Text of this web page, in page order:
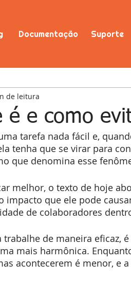
Documentação Suporte
é e como
de leitura
tarefa nada fácil e,
tenha que se virar para
que denomina esse
melhor, o texto de hoje
impacto que ele pode
de colaboradores
de maneira eficaz,
mais harmônica.
acontecerem é menor, e